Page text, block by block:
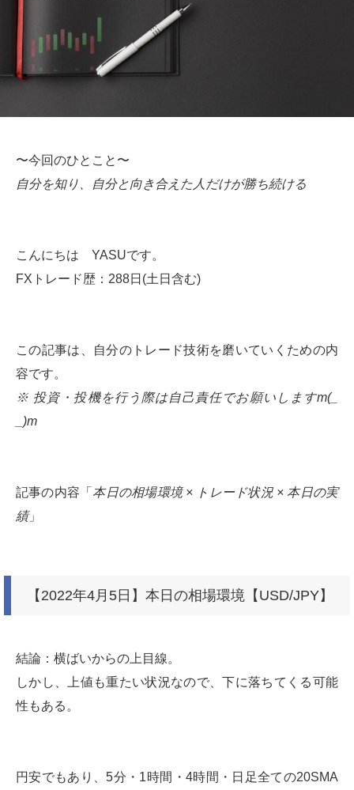
〜今回のひとこと〜
自分を知り、自分と向き合えた人だけが勝ち続ける
こんにちは YASUです。
FXトレード歴：288日(土日含む)
この記事は、自分のトレード技術を磨いていくための内
容です。
※ 投資・投機を行う際は自己責任でお願いしますm(_
_)m
記事の内容「 本日の相場環境 × トレード状況 × 本日の実
績」
【2022年4月5日】本日の相場環境【USD/JPY】
結論：横ばいからの上目線。
しかし、上値も重たい状況なので、下に落ちてくる可能
性もある。
円安でもあり、5分・1時間・4時間・日足全ての20SMA